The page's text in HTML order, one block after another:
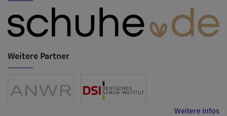
Weitere Partner
Weitere Infos